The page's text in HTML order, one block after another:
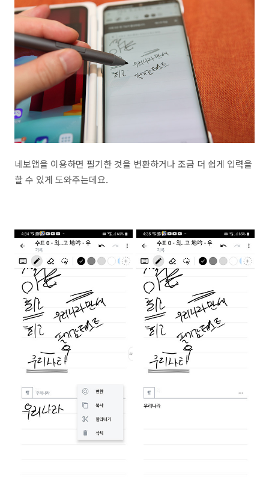
네보앱을 이용하면 필기한 것을 변환하거나 조금 더 쉽게 입력을
할 수 있게 도와주는데요.